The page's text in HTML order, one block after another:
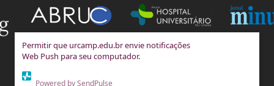
Permitir que urcamp.edu.br envie notificações
Web Push para seu computador.
Powered by SendPulse